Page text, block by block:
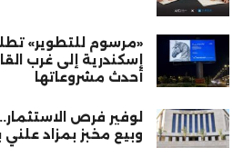
«مرسوم للتطوير»
إسكندرية إلى غرب
أحدث مشروعاتها
وبيع مخبز بمزاد علني